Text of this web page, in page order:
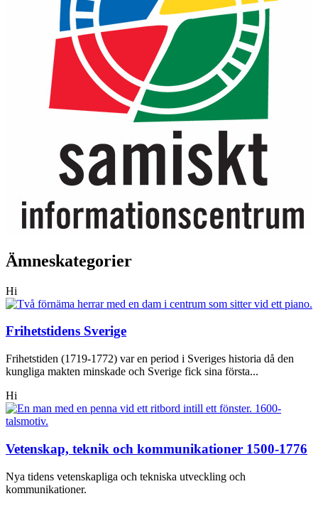
Ämneskategorier
Hi
Frihetstidens Sverige
Frihetstiden (1719-1772) var en period i Sveriges historia då den
kungliga makten minskade och Sverige fick sina första...
Hi
Vetenskap, teknik och kommunikationer 1500-1776
Nya tidens vetenskapliga och tekniska utveckling och
kommunikationer.